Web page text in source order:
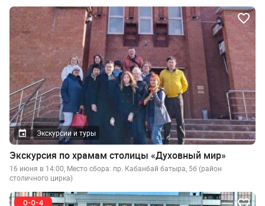
Экскурсии и туры
Экскурсия по храмам столицы «Духовный мир»
16 июня в 14:00, Место сбора: пр. Кабанбай батыра, 5б (район
столичного цирка)